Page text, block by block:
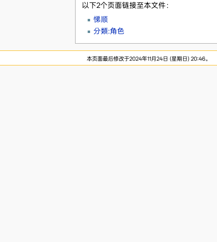
以下2个页面链接至本文件：
悌顺
分類:角色
本页面最后修改于2024年11月24日 (星期日) 20:46。